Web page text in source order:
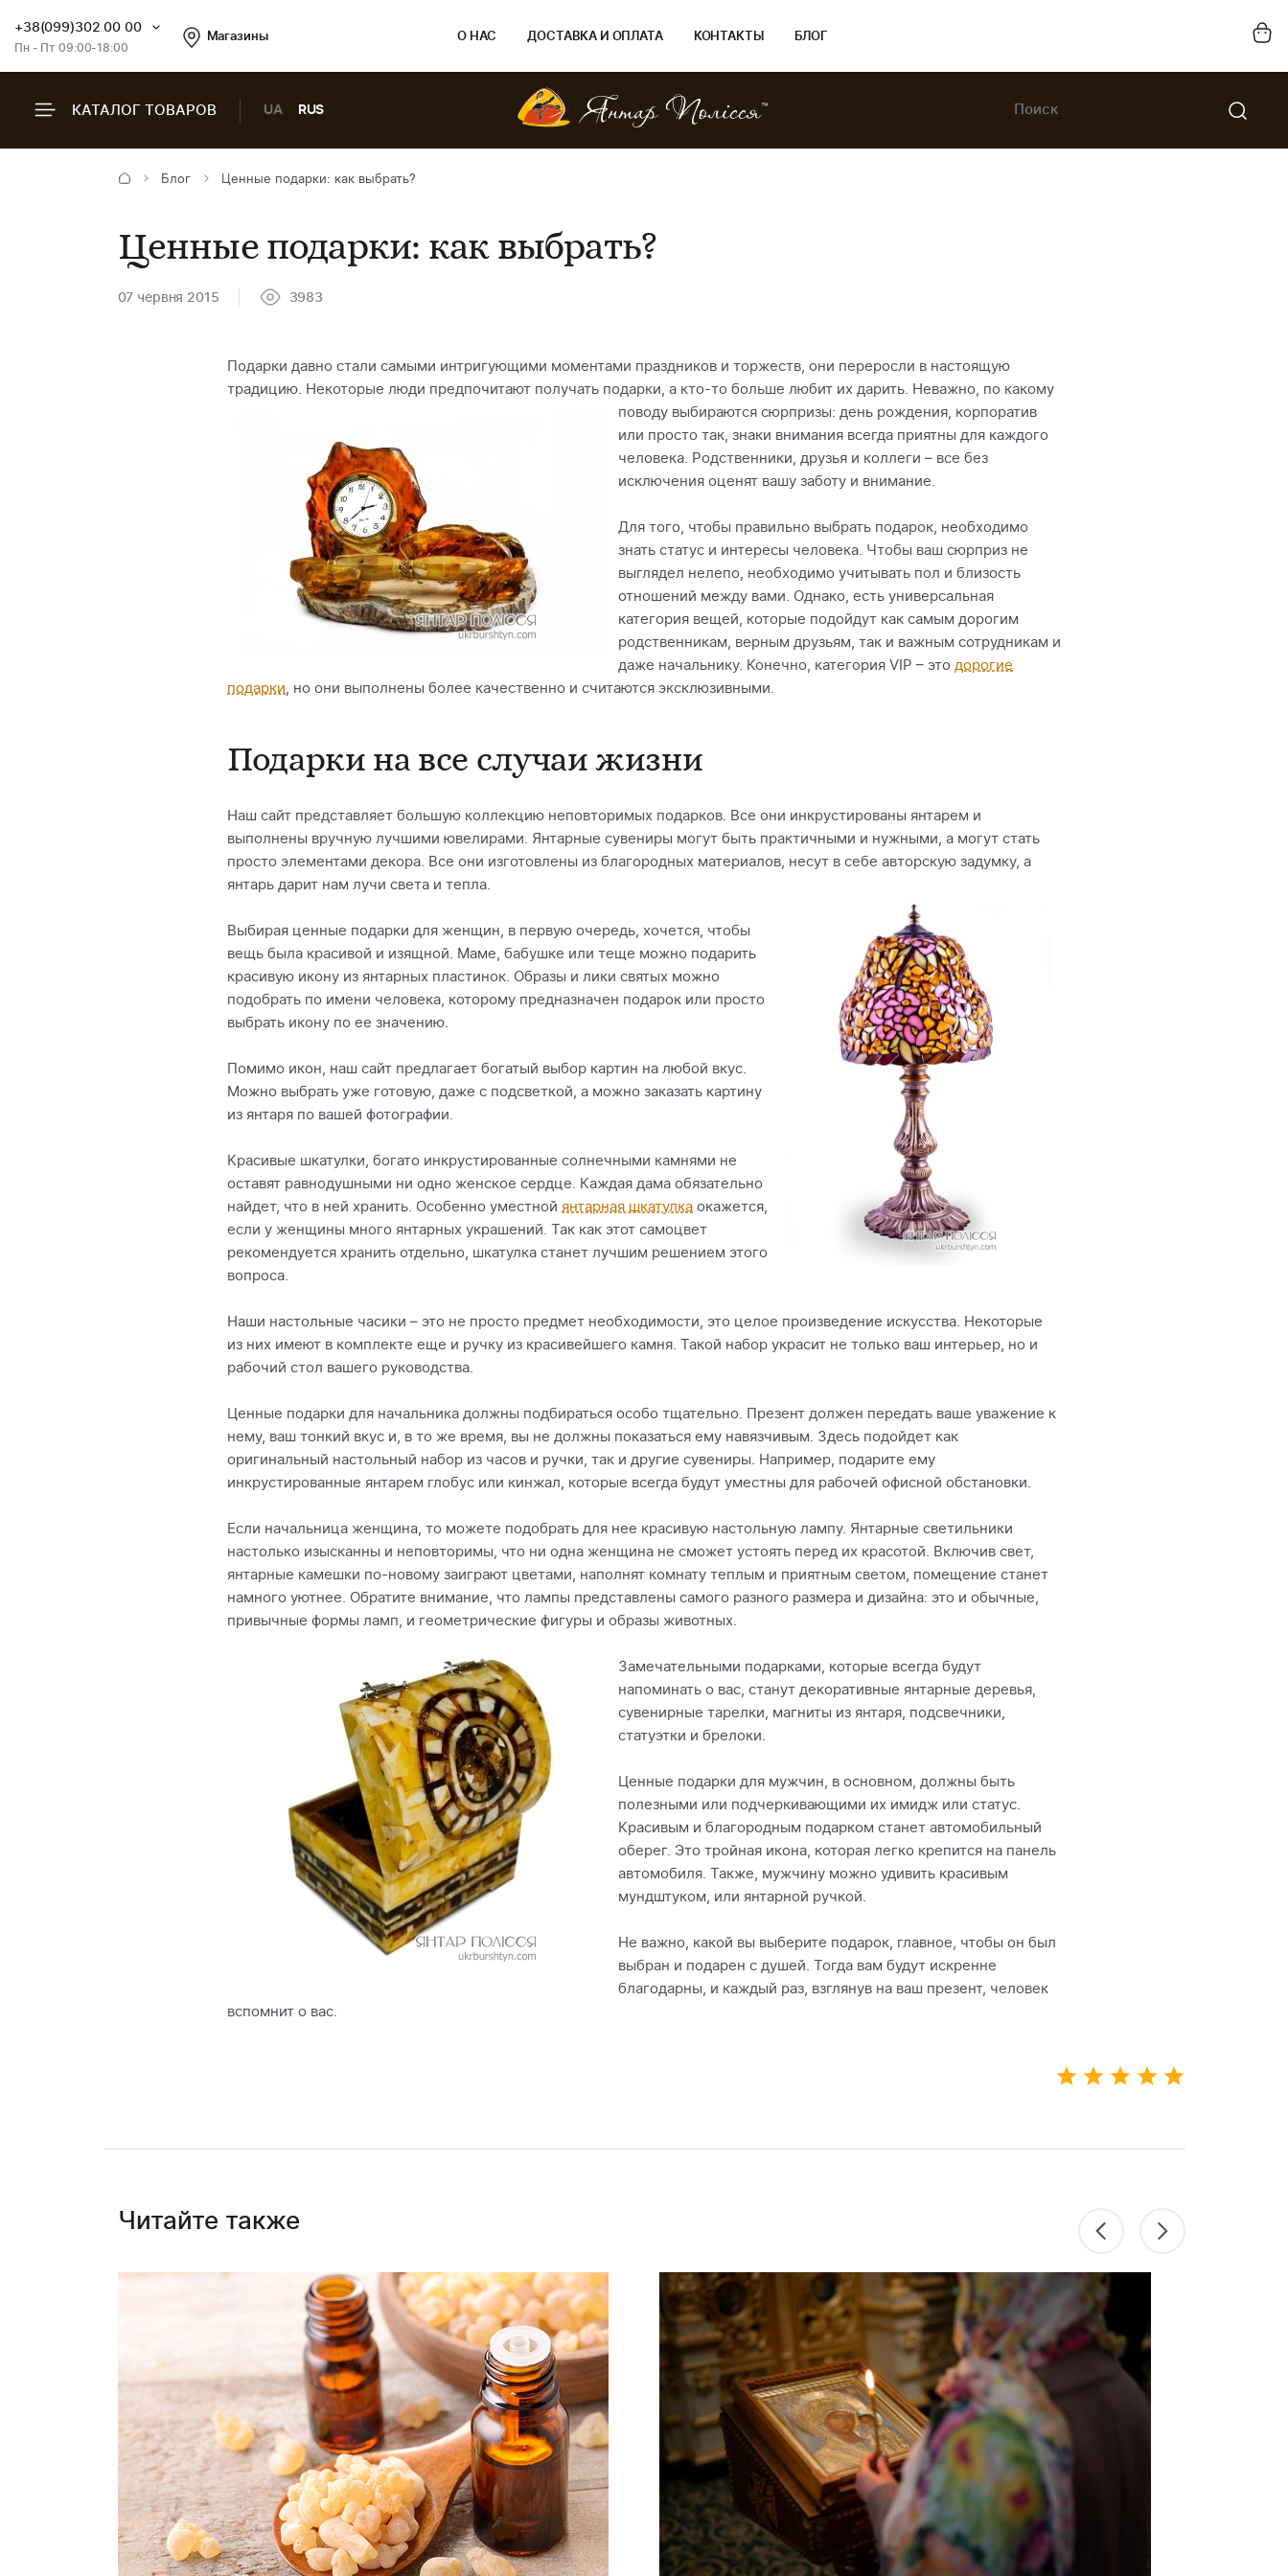
+38(099)302 00 00
Пн - Пт 09:00-18:00
Магазины О НАС ДОСТАВКА И ОПЛАТА КОНТАКТЫ БЛОГ
КАТАЛОГ ТОВАРОВ UA RUS
Блог Ценные подарки: как выбрать?
Ценные подарки: как выбрать?
07 червня 2015 3983
Подарки давно стали самыми интригующими моментами праздников и торжеств, они переросли в настоящую
традицию. Некоторые люди предпочитают получать подарки, а кто-то больше любит их дарить. Неважно, по какому
поводу выбираются сюрпризы: день рождения, корпоратив
или просто так, знаки внимания всегда приятны для каждого
человека. Родственники, друзья и коллеги – все без
исключения оценят вашу заботу и внимание.
Для того, чтобы правильно выбрать подарок, необходимо
знать статус и интересы человека. Чтобы ваш сюрприз не
выглядел нелепо, необходимо учитывать пол и близость
отношений между вами. Однако, есть универсальная
категория вещей, которые подойдут как самым дорогим
родственникам, верным друзьям, так и важным сотрудникам и
даже начальнику. Конечно, категория VIP – это дорогие
подарки, но они выполнены более качественно и считаются эксклюзивными.
Подарки на все случаи жизни
Наш сайт представляет большую коллекцию неповторимых подарков. Все они инкрустированы янтарем и
выполнены вручную лучшими ювелирами. Янтарные сувениры могут быть практичными и нужными, а могут стать
просто элементами декора. Все они изготовлены из благородных материалов, несут в себе авторскую задумку, а
янтарь дарит нам лучи света и тепла.
Выбирая ценные подарки для женщин, в первую очередь, хочется, чтобы
вещь была красивой и изящной. Маме, бабушке или теще можно подарить
красивую икону из янтарных пластинок. Образы и лики святых можно
подобрать по имени человека, которому предназначен подарок или просто
выбрать икону по ее значению.
Помимо икон, наш сайт предлагает богатый выбор картин на любой вкус.
Можно выбрать уже готовую, даже с подсветкой, а можно заказать картину
из янтаря по вашей фотографии.
Красивые шкатулки, богато инкрустированные солнечными камнями не
оставят равнодушными ни одно женское сердце. Каждая дама обязательно
найдет, что в ней хранить. Особенно уместной янтарная шкатулка окажется,
если у женщины много янтарных украшений. Так как этот самоцвет
рекомендуется хранить отдельно, шкатулка станет лучшим решением этого
вопроса.
Наши настольные часики – это не просто предмет необходимости, это целое произведение искусства. Некоторые
из них имеют в комплекте еще и ручку из красивейшего камня. Такой набор украсит не только ваш интерьер, но и
рабочий стол вашего руководства.
Ценные подарки для начальника должны подбираться особо тщательно. Презент должен передать ваше уважение к
нему, ваш тонкий вкус и, в то же время, вы не должны показаться ему навязчивым. Здесь подойдет как
оригинальный настольный набор из часов и ручки, так и другие сувениры. Например, подарите ему
инкрустированные янтарем глобус или кинжал, которые всегда будут уместны для рабочей офисной обстановки.
Если начальница женщина, то можете подобрать для нее красивую настольную лампу. Янтарные светильники
настолько изысканны и неповторимы, что ни одна женщина не сможет устоять перед их красотой. Включив свет,
янтарные камешки по-новому заиграют цветами, наполнят комнату теплым и приятным светом, помещение станет
намного уютнее. Обратите внимание, что лампы представлены самого разного размера и дизайна: это и обычные,
привычные формы ламп, и геометрические фигуры и образы животных.
Замечательными подарками, которые всегда будут
напоминать о вас, станут декоративные янтарные деревья,
сувенирные тарелки, магниты из янтаря, подсвечники,
статуэтки и брелоки.
Ценные подарки для мужчин, в основном, должны быть
полезными или подчеркивающими их имидж или статус.
Красивым и благородным подарком станет автомобильный
оберег. Это тройная икона, которая легко крепится на панель
автомобиля. Также, мужчину можно удивить красивым
мундштуком, или янтарной ручкой.
Не важно, какой вы выберите подарок, главное, чтобы он был
выбран и подарен с душей. Тогда вам будут искренне
благодарны, и каждый раз, взглянув на ваш презент, человек
вспомнит о вас.
Читайте также